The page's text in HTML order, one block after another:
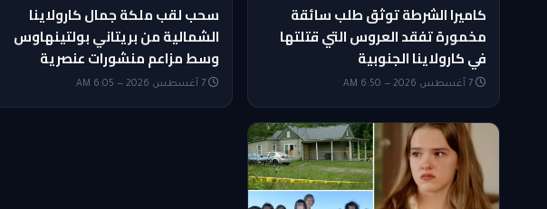
كاميرا الشرطة توثق طلب سائقة
مخمورة تفقد العروس التي قتلتها
في كارولاينا الجنوبية
سحب لقب ملكة جمال كارولاينا
الشمالية من بريتاني بولتينهاوس
وسط مزاعم منشورات عنصرية
7 أغسطس 2026 — 6:05 AM